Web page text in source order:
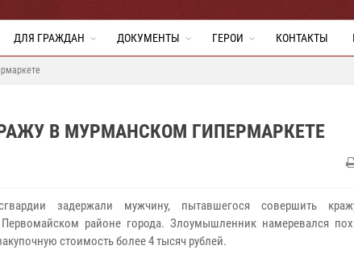
ДЛЯ ГРАЖДАН ДОКУМЕНТЫ ГЕРОИ КОНТАКТЫ
В МУРМАНСКОМ ГИПЕРМАРКЕТЕ
задержали мужчину, пытавшегося совершить
районе города. Злоумышленник намеревался
стоимость более 4 тысяч рублей.